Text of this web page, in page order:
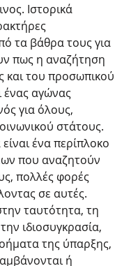
Ιστορικά
τα βάθρα τους για
πως η αναζήτηση
και του προσωπικού
ένας αγώνας
για όλους,
στάτους.
ένα περίπλοκο
που αναζητούν
πολλές φορές
σε αυτές.
ταυτότητα, τη
ιδιοσυγκρασία,
της ύπαρξης,
ή